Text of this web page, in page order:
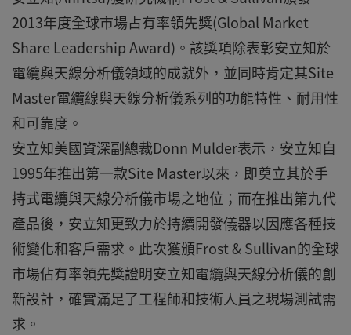
2013年度全球市場占有率領先獎(Global Market
Share Leadership Award)。該獎項除表彰安立知於
電纜與天線分析儀領域的成就外，並同時肯定其Site
Master電纜線與天線分析儀系列的功能特性、耐用性
和可靠度。
安立知美國資深副總裁Donn Mulder表示，安立知自
1995年推出第一款Site Master以來，即奠立其於手
持式電纜與天線分析儀市場之地位；而在推出第九代
產品後，安立知更致力於持續開發儀器以因應各種技
術變化和客戶需求。此次獲頒Frost & Sullivan的全球
市場佔有率領先獎證明安立知電纜與天線分析儀的創
新設計，確實滿足了工程師和技術人員之現場測試需
求。